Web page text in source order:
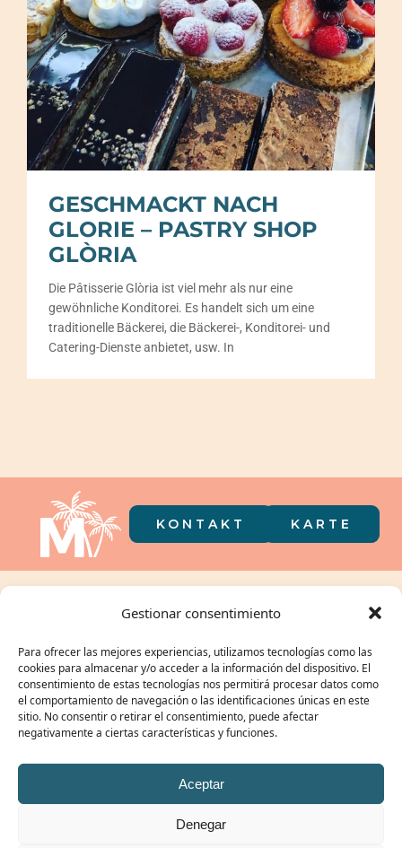
Gestionar consentimiento
Para ofrecer las mejores experiencias, utilizamos tecnologías como las
cookies para almacenar y/o acceder a la información del dispositivo. El
consentimiento de estas tecnologías nos permitirá procesar datos como
el comportamiento de navegación o las identificaciones únicas en este
sitio. No consentir o retirar el consentimiento, puede afectar
negativamente a ciertas características y funciones.
Aceptar
Denegar
GESCHMACKT NACH
GLORIE – PASTRY SHOP
GLÒRIA
Die Pâtisserie Glòria ist viel mehr als nur eine
gewöhnliche Konditorei. Es handelt sich um eine
traditionelle Bäckerei, die Bäckerei-, Konditorei- und
Catering-Dienste anbietet, usw. In
KONTAKT KARTE
Camping in
der Tasche
UNSER GRUPPE: